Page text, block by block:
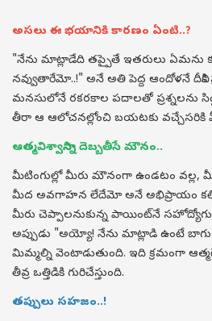
అసలు ఈ భయానికి కారణం ఏంటి..?
"నేను మాట్లాడేది తప్పైతే ఇతరులు ఏమను
నవ్వుతారేమో..!" అనే అతి పెద్ద ఆందోళనే
మనసులోనే రకరకాల పదాలతో ప్రశ్నలను
తీరా ఆ ఆలోచనల్లోంచి బయటకు వచ్చేసరికి
ఆత్మవిశ్వాసాన్ని దెబ్బతీసే మౌనం..
మీటింగుల్లో మీరు మౌనంగా ఉండటం వల్ల,
మీద అవగాహన లేదేమో అనే అభిప్రాయం కలిగే
మీరు చెప్పాలనుకున్న పాయింట్‌నే సహోద్యోగులు
అప్పుడు "అయ్యో! నేను మాట్లాడి ఉంటే
మిమ్మల్ని వెంటాడుతుంది. ఇది క్రమంగా
తీవ్ర ఒత్తిడికి గురిచేస్తుంది.
తప్పులు సహజం..!